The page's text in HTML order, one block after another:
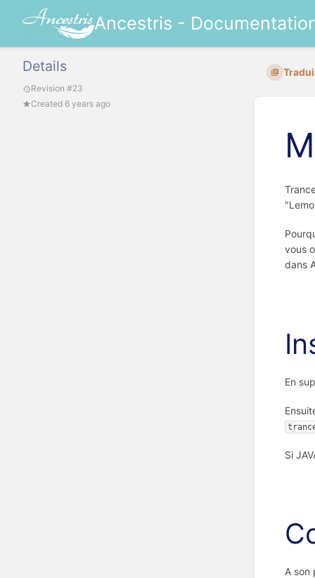
Ancestris -
Details
Revision #23
Created 6 years ago
vous
dans
En
Si
A son